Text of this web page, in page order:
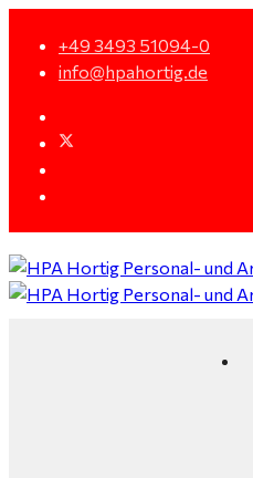
+49 3493 51094-0
info@hpahortig.de